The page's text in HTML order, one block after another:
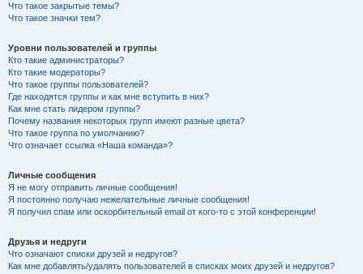
Что такое закрытые темы?
Что такое значки тем?
Уровни пользователей и группы
Кто такие администраторы?
Кто такие модераторы?
Что такое группы пользователей?
Где находятся группы и как мне вступить в них?
Как мне стать лидером группы?
Почему названия некоторых групп имеют разные цвета?
Что такое группа по умолчанию?
Что означает ссылка «Наша команда»?
Личные сообщения
Я не могу отправить личные сообщения!
Я постоянно получаю нежелательные личные сообщения!
Я получил спам или оскорбительный email от кого-то с этой конференции!
Друзья и недруги
Что означают списки друзей и недругов?
Как мне добавлять/удалять пользователей в списках моих друзей и недругов?